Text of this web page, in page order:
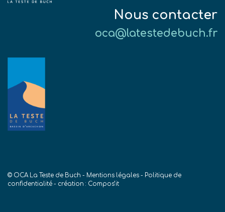
Nous contacter
oca@latestedebuch.fr
© OCA La Teste de Buch - Mentions légales - Politique de
confidentialité - création : Compos’it